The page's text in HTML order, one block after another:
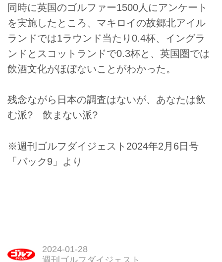
同時に英国のゴルファー1500人にアンケート
を実施したところ、マキロイの故郷北アイル
ランドでは1ラウンド当たり0.4杯、イングラ
ンドとスコットランドで0.3杯と、英国圏では
飲酒文化がほぼないことがわかった。
残念ながら日本の調査はないが、あなたは飲
む派? 飲まない派?
※週刊ゴルフダイジェスト2024年2月6日号
「バック9」より
2024-01-28